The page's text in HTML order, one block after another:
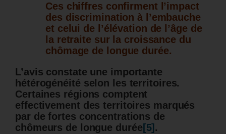
Ces chiffres confirment l’impact
des discrimination à l’embauche
et celui de l’élévation de l’âge de
la retraite sur la croissance du
chômage de longue durée.
L’avis constate une importante
hétérogénéité selon les territoires.
Certaines régions comptent
effectivement des territoires marqués
par de fortes concentrations de
chômeurs de longue durée [5] .